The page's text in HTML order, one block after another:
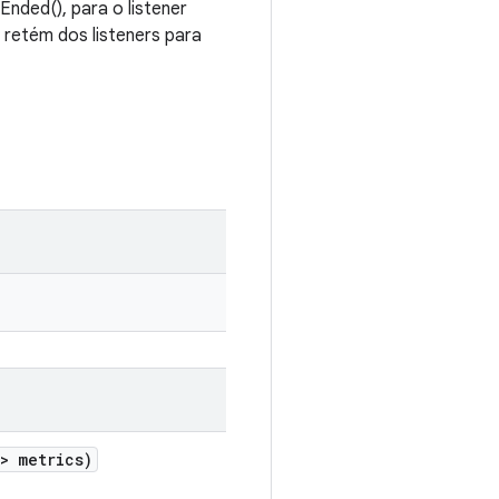
para o listener
dos listeners para
metrics)